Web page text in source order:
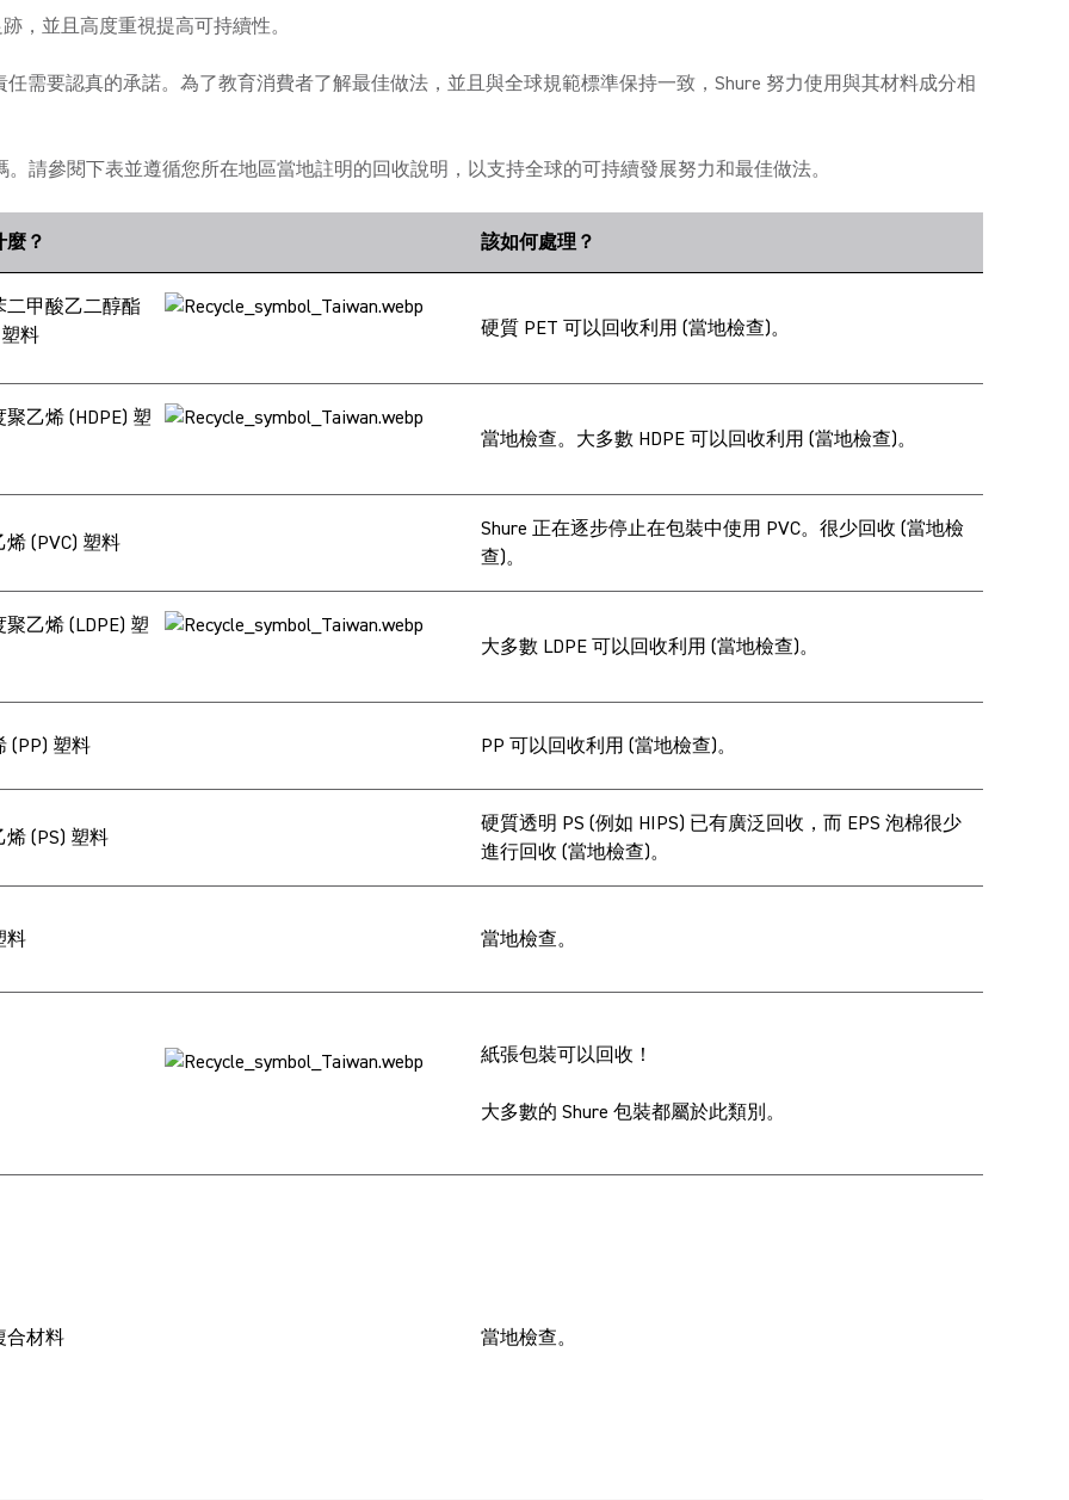
，並且高度重視提高可持續性。
需要認真的承諾。為了教育消費者了解最佳做法，並且與全球規範標準保持一致，Shure 努力使用與其材料成分相
請參閱下表並遵循您所在地區當地註明的回收說明，以支持全球的可持續發展努力和最佳做法。
麼？ 該如何處理？
二甲酸乙二醇酯
料
硬質 PET 可以回收利用 (當地檢查)。
乙烯 (HDPE) 塑
當地檢查。大多數 HDPE 可以回收利用 (當地檢查)。
烯 (PVC) 塑料
Shure 正在逐步停止在包裝中使用 PVC。很少回收 (當地檢
查)。
乙烯 (LDPE) 塑
大多數 LDPE 可以回收利用 (當地檢查)。
(PP) 塑料 PP 可以回收利用 (當地檢查)。
烯 (PS) 塑料
硬質透明 PS (例如 HIPS) 已有廣泛回收，而 EPS 泡棉很少
進行回收 (當地檢查)。
料 當地檢查。
紙張包裝可以回收！
大多數的 Shure 包裝都屬於此類別。
合材料 當地檢查。